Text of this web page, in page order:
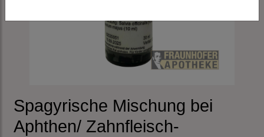
Spagyrische Mischung bei
Aphthen/ Zahnfleisch-